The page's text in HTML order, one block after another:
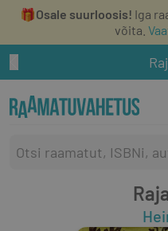
🎁Osale suurloosis! Iga
võita.